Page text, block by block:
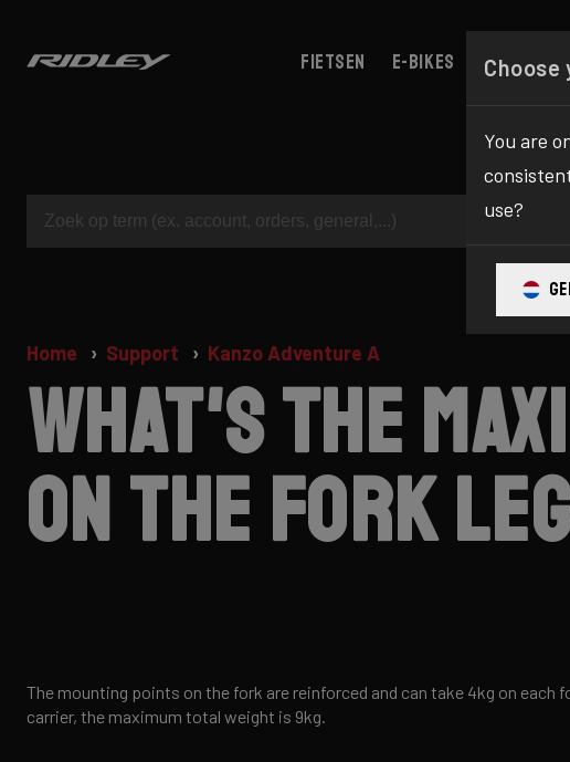
Fietsen E-bikes
Home Support Kanzo Adventure A
What's the
on the fork
The mounting points on the fork are reinforced and can take 4kg on each
carrier, the maximum total weight is 9kg.
Choose
You are
use?